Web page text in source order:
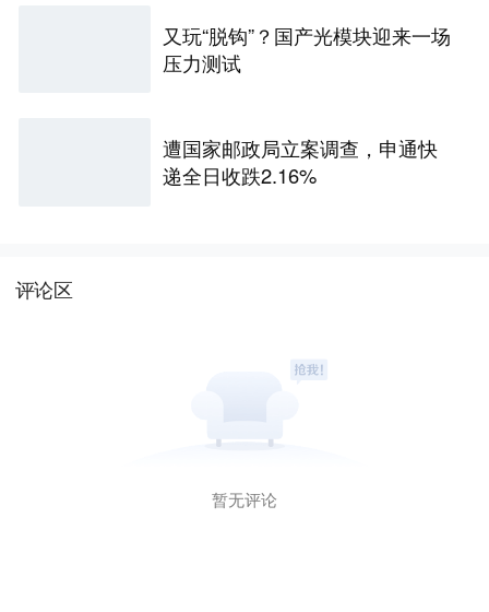
又玩“脱钩”？国产光模块迎来一场
压力测试
遭国家邮政局立案调查，申通快
递全日收跌2.16%
评论区
暂无评论